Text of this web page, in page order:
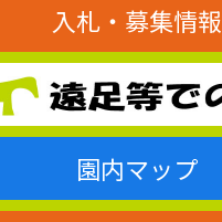
入札・募集情報
園内マップ